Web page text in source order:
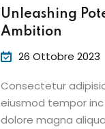
Unleashing
Ambition
26 Ottobre 2023
Consectetur
eiusmod tempor
dolore magna